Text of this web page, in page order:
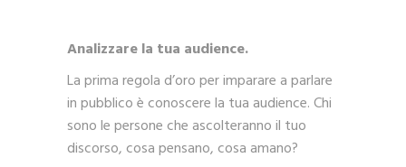
Analizzare la tua audience.
La prima regola d’oro per imparare a parlare
in pubblico è conoscere la tua audience. Chi
sono le persone che ascolteranno il tuo
discorso, cosa pensano, cosa amano?